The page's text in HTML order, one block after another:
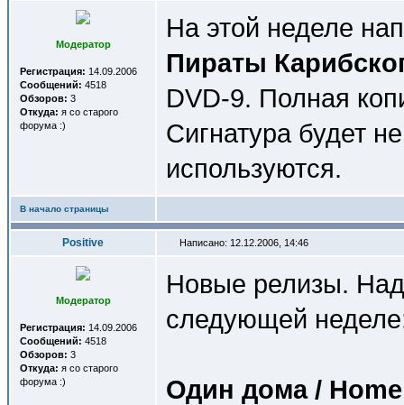
Модератор
Регистрация: 14.09.2006
Сообщений: 4518
Обзоров: 3
Откуда: я со старого
форума :)
На этой неделе
Пираты
DVD-9. Полная
Сигнатура будет
используются.
В начало страницы
Positive Написано: 12.12.2006, 14:46
Модератор
Регистрация: 14.09.2006
Сообщений: 4518
Обзоров: 3
Откуда: я со старого
форума :)
Новые релизы.
следующей
Один дома /